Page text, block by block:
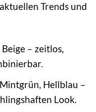
Trends und
– zeitlos,
Hellblau –
Look.